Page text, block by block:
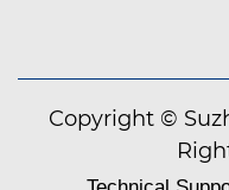
Copyright ©